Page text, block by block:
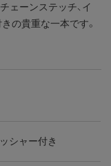
ェーンステッチ、イ
の貴重な一本です。
シャー付き